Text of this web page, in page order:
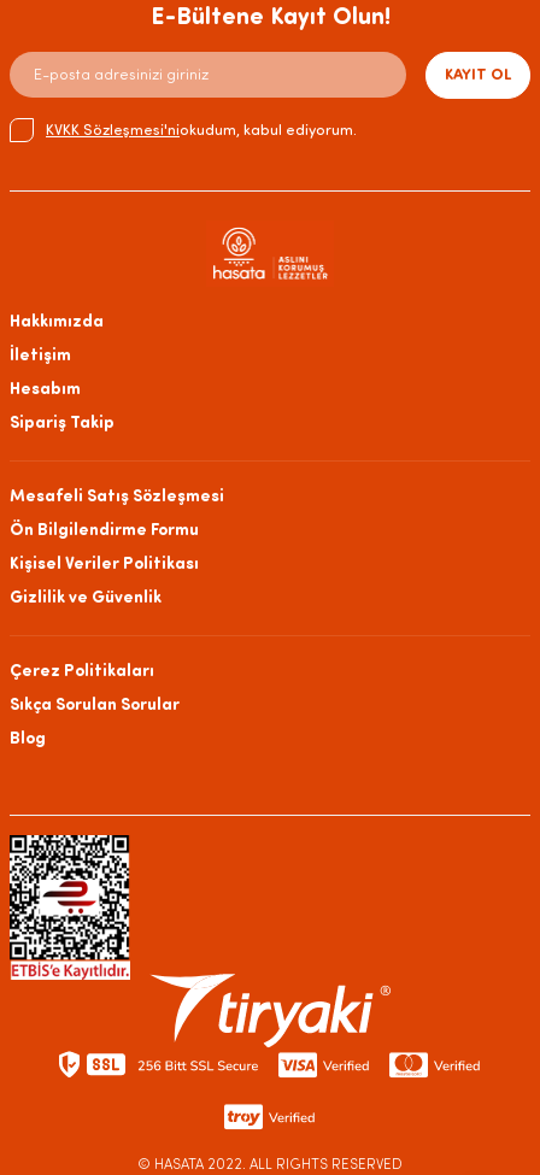
E-Bültene Kayıt Olun!
KAYIT OL
KVKK Sözleşmesi'niokudum, kabul ediyorum.
Hakkımızda
İletişim
Hesabım
Sipariş Takip
Mesafeli Satış Sözleşmesi
Ön Bilgilendirme Formu
Kişisel Veriler Politikası
Gizlilik ve Güvenlik
Çerez Politikaları
Sıkça Sorulan Sorular
Blog
© HASATA 2022. ALL RIGHTS RESERVED